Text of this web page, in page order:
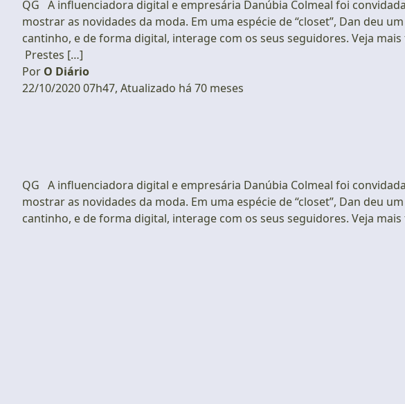
QG A influenciadora digital e empresária Danúbia Colmeal foi
mostrar as novidades da moda. Em uma espécie de “closet”, Dan deu
cantinho, e de forma digital, interage com os seus seguidores. Veja
Prestes […]
Por O Diário
22/10/2020 07h47, Atualizado há 70 meses
QG A influenciadora digital e empresária Danúbia Colmeal foi
mostrar as novidades da moda. Em uma espécie de “closet”, Dan deu
cantinho, e de forma digital, interage com os seus seguidores. Veja